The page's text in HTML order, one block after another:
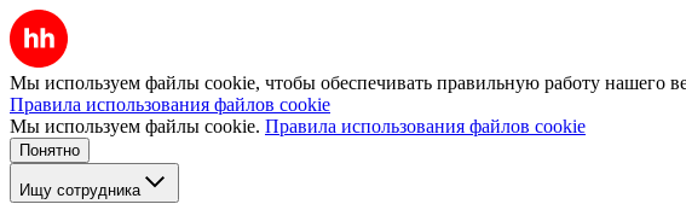
Мы используем файлы cookie, чтобы обеспечивать правильную работу нашего
Правила использования файлов cookie
Мы используем файлы cookie. Правила использования файлов cookie
Понятно
Ищу сотрудника